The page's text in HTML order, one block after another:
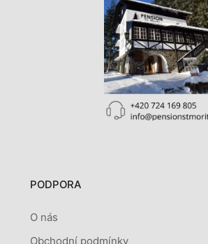
PODPORA
O nás
Obchodní podmínky